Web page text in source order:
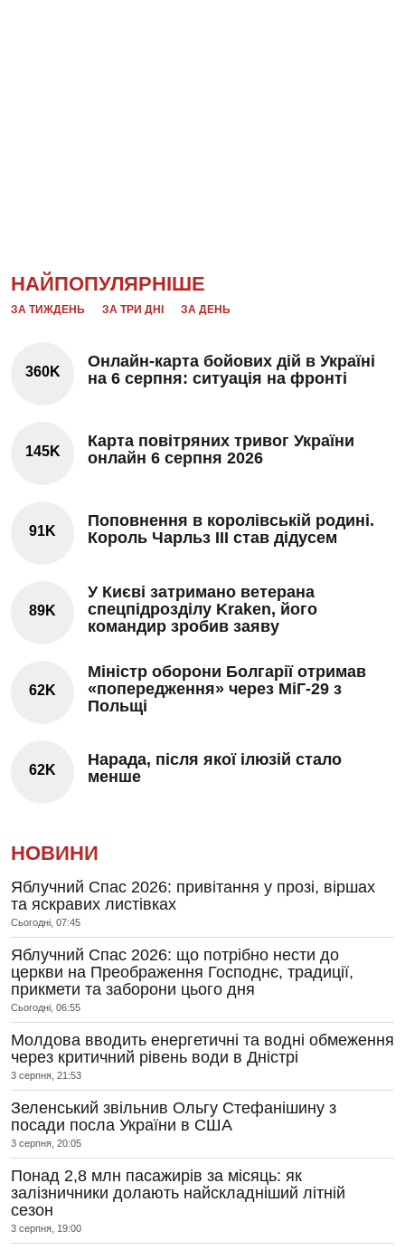
НАЙПОПУЛЯРНІШЕ
ЗА ТИЖДЕНЬ ЗА ТРИ ДНІ ЗА ДЕНЬ
360K
Онлайн-карта бойових дій в Україні
на 6 серпня: ситуація на фронті
145K
Карта повітряних тривог України
онлайн 6 серпня 2026
91K
Поповнення в королівській родині.
Король Чарльз III став дідусем
89K
У Києві затримано ветерана
спецпідрозділу Kraken, його
командир зробив заяву
62K
Міністр оборони Болгарії отримав
«попередження» через МіГ-29 з
Польщі
62K
Нарада, після якої ілюзій стало
менше
НОВИНИ
Яблучний Спас 2026: привітання у прозі, віршах
та яскравих листівках
Сьогодні, 07:45
Яблучний Спас 2026: що потрібно нести до
церкви на Преображення Господнє, традиції,
прикмети та заборони цього дня
Сьогодні, 06:55
Молдова вводить енергетичні та водні обмеження
через критичний рівень води в Дністрі
3 серпня, 21:53
Зеленський звільнив Ольгу Стефанішину з
посади посла України в США
3 серпня, 20:05
Понад 2,8 млн пасажирів за місяць: як
залізничники долають найскладніший літній
сезон
3 серпня, 19:00